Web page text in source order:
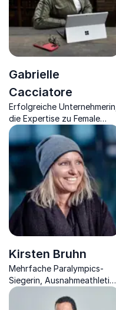
Gabrielle
Cacciatore
Erfolgreiche Unternehmerin,
die Expertise zu Female
Founders, Mindset und
Networking mitbringt.
Kirsten Bruhn
Mehrfache Paralympics-
Siegerin, Ausnahmeathletin,
Expertin für Resilienz,
Persönlichkeitsentwicklung,